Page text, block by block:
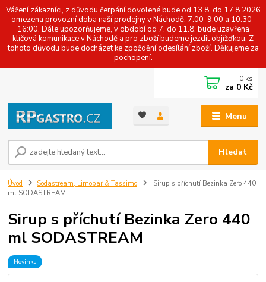
Vážení zákazníci, z důvodu čerpání dovolené bude od 13.8. do 17.8.2026
omezena provozní doba naší prodejny v Náchodě: 7:00-9:00 a 10:30-
16:00. Dále upozorňujeme, v období od 7. do 11.8. bude uzavřena
klíčová komunikace v Náchodě a pro zboží budeme jezdit objížďkou. Z
tohoto důvodu bude docházet ke zpoždění odesílání zboží. Děkujeme za
pochopení.
Menu
Hledat
0 ks
za 0 Kč
Úvod Sodastream, Limobar & Tassimo
Sirup s příchutí Bezinka Zero 440
ml SODASTREAM
Sirup s příchutí Bezinka Zero 440
ml SODASTREAM
Novinka